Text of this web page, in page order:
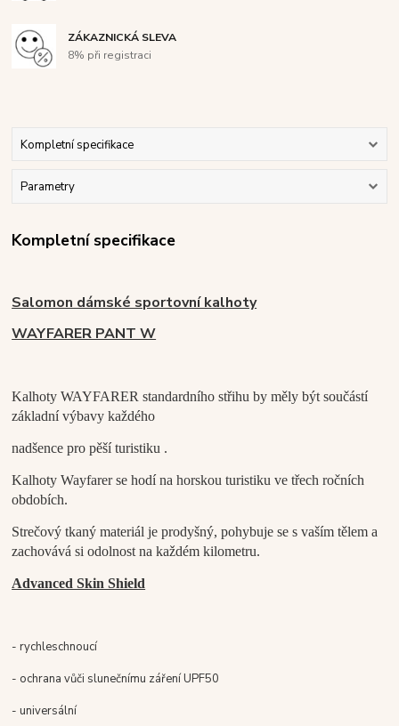
ZÁKAZNICKÁ SLEVA
8% při registraci
Kompletní specifikace
Parametry
Kompletní specifikace
Salomon dámské sportovní kalhoty
WAYFARER PANT W
Kalhoty WAYFARER standardního střihu by měly být součástí
základní výbavy každého
nadšence pro pěší turistiku .
Kalhoty Wayfarer se hodí na horskou turistiku ve třech ročních
obdobích.
Strečový tkaný materiál je prodyšný, pohybuje se s vaším tělem a
zachovává si odolnost na každém kilometru.
Advanced Skin Shield
- rychleschnoucí
- ochrana vůči slunečnímu záření UPF50
- universální